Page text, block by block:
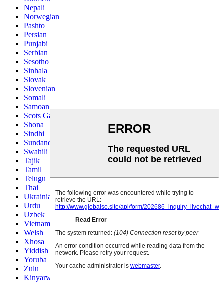
Nepali
Norwegian
Pashto
Persian
Punjabi
Serbian
Sesotho
Sinhala
Slovak
Slovenian
Somali
Samoan
Scots Gaelic
Shona
Sindhi
Sundanese
Swahili
Tajik
Tamil
Telugu
Thai
Ukrainian
Urdu
Uzbek
Vietnamese
Welsh
Xhosa
Yiddish
Yoruba
Zulu
Kinyarwanda